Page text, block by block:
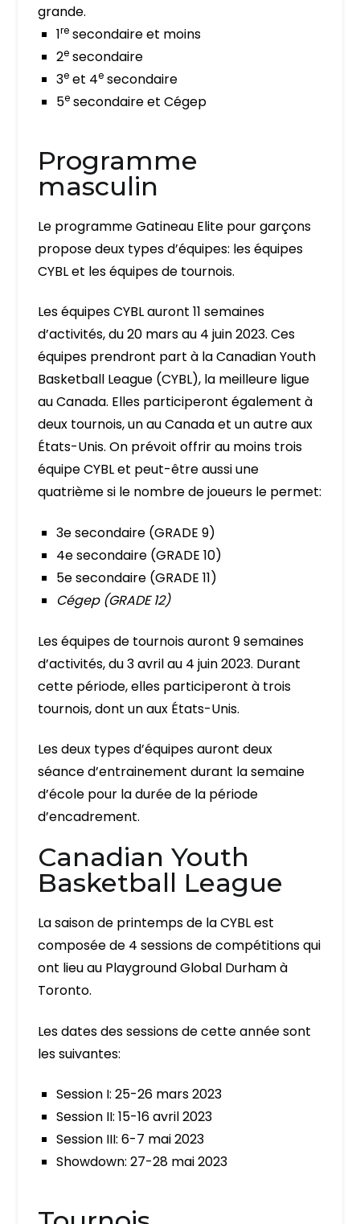
grande.
1re secondaire et moins
2e secondaire
3e et 4e secondaire
5e secondaire et Cégep
Programme
masculin
Le programme Gatineau Elite pour garçons
propose deux types d’équipes: les équipes
CYBL et les équipes de tournois.
Les équipes CYBL auront 11 semaines
d’activités, du 20 mars au 4 juin 2023. Ces
équipes prendront part à la Canadian Youth
Basketball League (CYBL), la meilleure ligue
au Canada. Elles participeront également à
deux tournois, un au Canada et un autre aux
États-Unis. On prévoit offrir au moins trois
équipe CYBL et peut-être aussi une
quatrième si le nombre de joueurs le permet:
3e secondaire (GRADE 9)
4e secondaire (GRADE 10)
5e secondaire (GRADE 11)
Cégep (GRADE 12)
Les équipes de tournois auront 9 semaines
d’activités, du 3 avril au 4 juin 2023. Durant
cette période, elles participeront à trois
tournois, dont un aux États-Unis.
Les deux types d’équipes auront deux
séance d’entrainement durant la semaine
d’école pour la durée de la période
d’encadrement.
Canadian Youth
Basketball League
La saison de printemps de la CYBL est
composée de 4 sessions de compétitions qui
ont lieu au Playground Global Durham à
Toronto.
Les dates des sessions de cette année sont
les suivantes:
Session I: 25-26 mars 2023
Session II: 15-16 avril 2023
Session III: 6-7 mai 2023
Showdown: 27-28 mai 2023